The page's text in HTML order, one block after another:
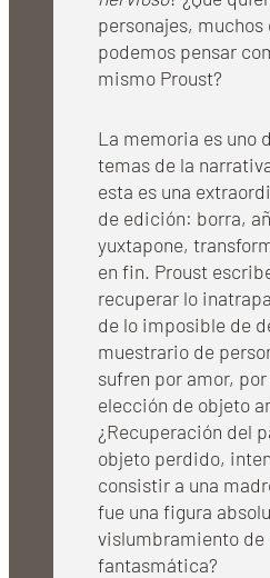
personajes, muchos
podemos pensar
mismo Proust?
La memoria es uno
temas de la
esta es una
de edición: borra,
yuxtapone,
en fin. Proust
recuperar lo
de lo imposible de
muestrario de
sufren por amor,
elección de objeto
¿Recuperación del
objeto perdido,
consistir a una
fue una figura
vislumbramiento de
fantasmática?